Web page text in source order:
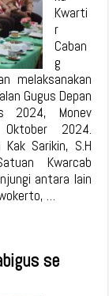
Kwarti
r
Caban
g
melaksanakan
Gugus Depan
2024, Monev
2024.
Sarikin, S.H
Kwarcab
antara lain
…
se